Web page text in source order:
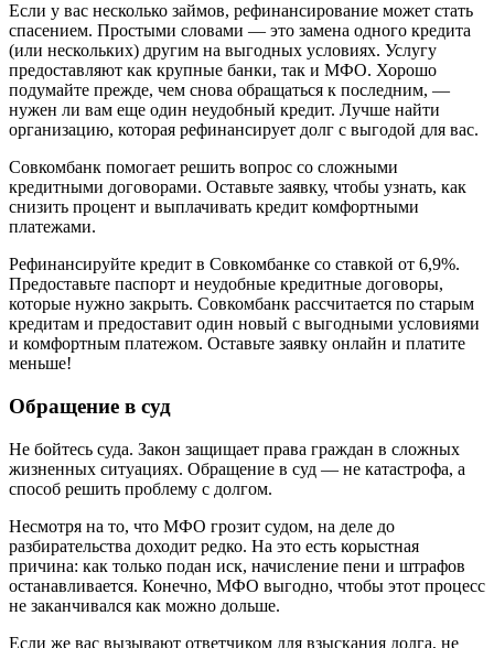
Если у вас несколько займов, рефинансирование может стать
спасением. Простыми словами — это замена одного кредита
(или нескольких) другим на выгодных условиях. Услугу
предоставляют как крупные банки, так и МФО. Хорошо
подумайте прежде, чем снова обращаться к последним, —
нужен ли вам еще один неудобный кредит. Лучше найти
организацию, которая рефинансирует долг с выгодой для вас.
Совкомбанк помогает решить вопрос со сложными
кредитными договорами. Оставьте заявку, чтобы узнать, как
снизить процент и выплачивать кредит комфортными
платежами.
Рефинансируйте кредит в Совкомбанке со ставкой от 6,9%.
Предоставьте паспорт и неудобные кредитные договоры,
которые нужно закрыть. Совкомбанк рассчитается по старым
кредитам и предоставит один новый с выгодными условиями
и комфортным платежом. Оставьте заявку онлайн и платите
меньше!
Обращение в суд
Не бойтесь суда. Закон защищает права граждан в сложных
жизненных ситуациях. Обращение в суд — не катастрофа, а
способ решить проблему с долгом.
Несмотря на то, что МФО грозит судом, на деле до
разбирательства доходит редко. На это есть корыстная
причина: как только подан иск, начисление пени и штрафов
останавливается. Конечно, МФО выгодно, чтобы этот процесс
не заканчивался как можно дольше.
Если же вас вызывают ответчиком для взыскания долга, не